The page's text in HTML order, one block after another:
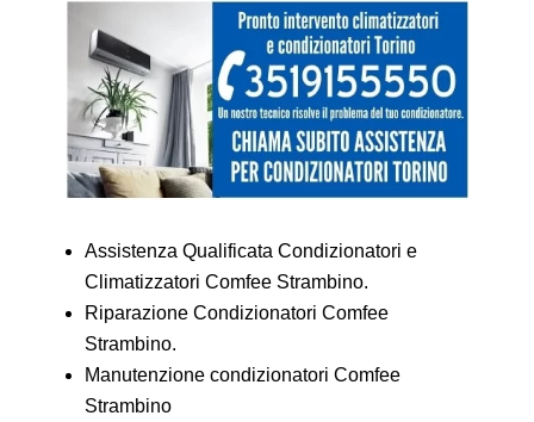
Assistenza Qualificata Condizionatori e
Climatizzatori Comfee Strambino.
Riparazione Condizionatori Comfee
Strambino.
Manutenzione condizionatori Comfee
Strambino